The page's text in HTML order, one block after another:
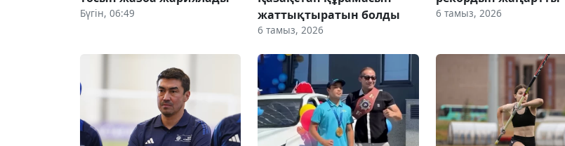
Бүгін, 06:49
жаттықтыратын болды
6 тамыз, 2026
6 тамыз, 2026